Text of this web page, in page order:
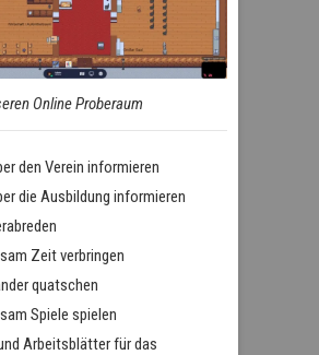
Online Proberaum
den Verein informieren
die Ausbildung informieren
Zeit verbringen
quatschen
Spiele spielen
Arbeitsblätter für das